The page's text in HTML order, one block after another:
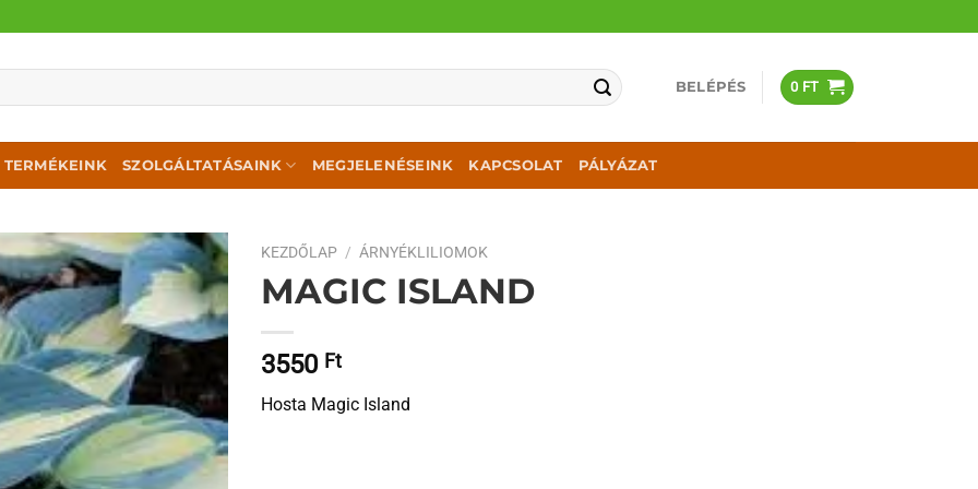
BELÉPÉS 0 FT
TERMÉKEINK SZOLGÁLTATÁSAINK MEGJELENÉSEINK KAPCSOLAT PÁLYÁZAT
KEZDŐLAP / ÁRNYÉKLILIOMOK
MAGIC ISLAND
3550 Ft
Hosta Magic Island